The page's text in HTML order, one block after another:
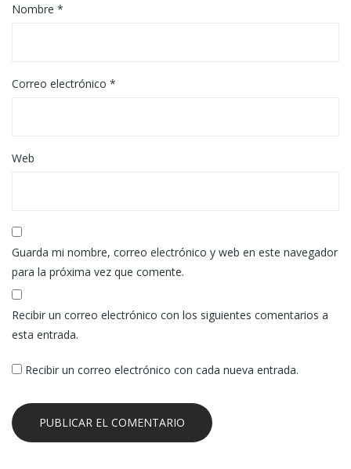
Nombre *
Correo electrónico *
Web
Guarda mi nombre, correo electrónico y web en este navegador
para la próxima vez que comente.
Recibir un correo electrónico con los siguientes comentarios a
esta entrada.
Recibir un correo electrónico con cada nueva entrada.